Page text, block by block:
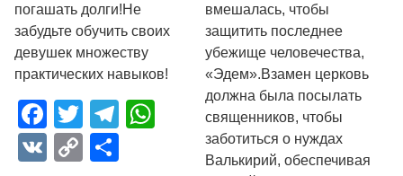
погашать долги!Не
забудьте обучить своих
девушек множеству
практических навыков!
Facebook
TwitterTelegram
WhatsApp
VK CopyОтправить
вмешалась, чтобы
защитить последнее
убежище человечества,
«Эдем».Взамен церковь
должна была посылать
священников, чтобы
заботиться о нуждах
Валькирий, обеспечивая